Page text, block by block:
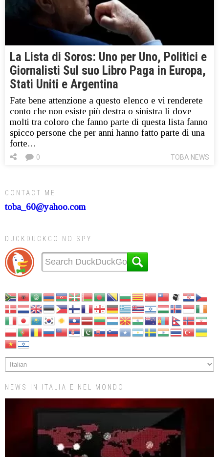
La Lista di Soros: Uno per Uno, Politici e
Giornalisti Sul suo Libro Paga in Europa,
Stati Uniti e Argentina
Fate bene attenzione a questo elenco e vi renderete
conto che non esiste più destra o sinistra li dove
molti tra coloro che fanno parte di questa lista fanno
spicco persone che per anni hanno fatto parte di una
forte…
TOBA NEWS
0
CONTACT ME
toba_60@yahoo.com
DUCKDUCKGO NO SPY
NEWS IN ITALIA E NEL MONDO